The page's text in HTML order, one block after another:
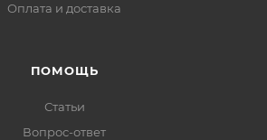
Оплата и доставка
ПОМОЩЬ
Статьи
Вопрос-ответ